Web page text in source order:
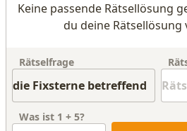
Keine passende Rätsellösung
du deine Rätsellösung
Rätselfrage
Was ist 1 + 5?